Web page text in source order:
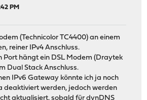
PM
(Technicolor TC4400) an einem
reiner IPv4 Anschluss.
Port hängt ein DSL Modem (Draytek
Dual Stack Anschluss.
IPv6 Gateway könnte ich ja noch
deaktiviert werden, jedoch werden
aktualisiert, sobald für dynDNS